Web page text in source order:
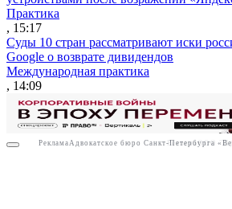
РекламаООО
Практика
, 15:17
Суды 10 стран рассматривают иски
Google о возврате дивидендов
Международная практика
, 14:09
Реклама Адвокатское бюро Санкт-Петербурга